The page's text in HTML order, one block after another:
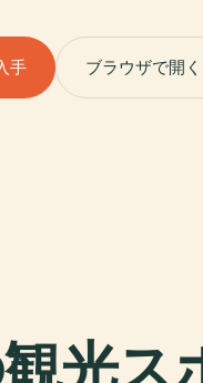
手 ブラウザで開く
光ス